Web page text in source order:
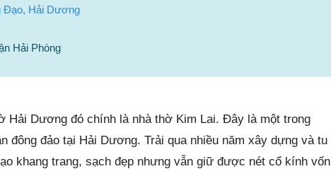
Đạo, Hải Dương
Hải Phòng
Hải Dương đó chính là nhà thờ Kim Lai. Đây là một trong
đông đảo tại Hải Dương. Trải qua nhiều năm xây dựng và tu
khang trang, sạch đẹp nhưng vẫn giữ được nét cổ kính vốn